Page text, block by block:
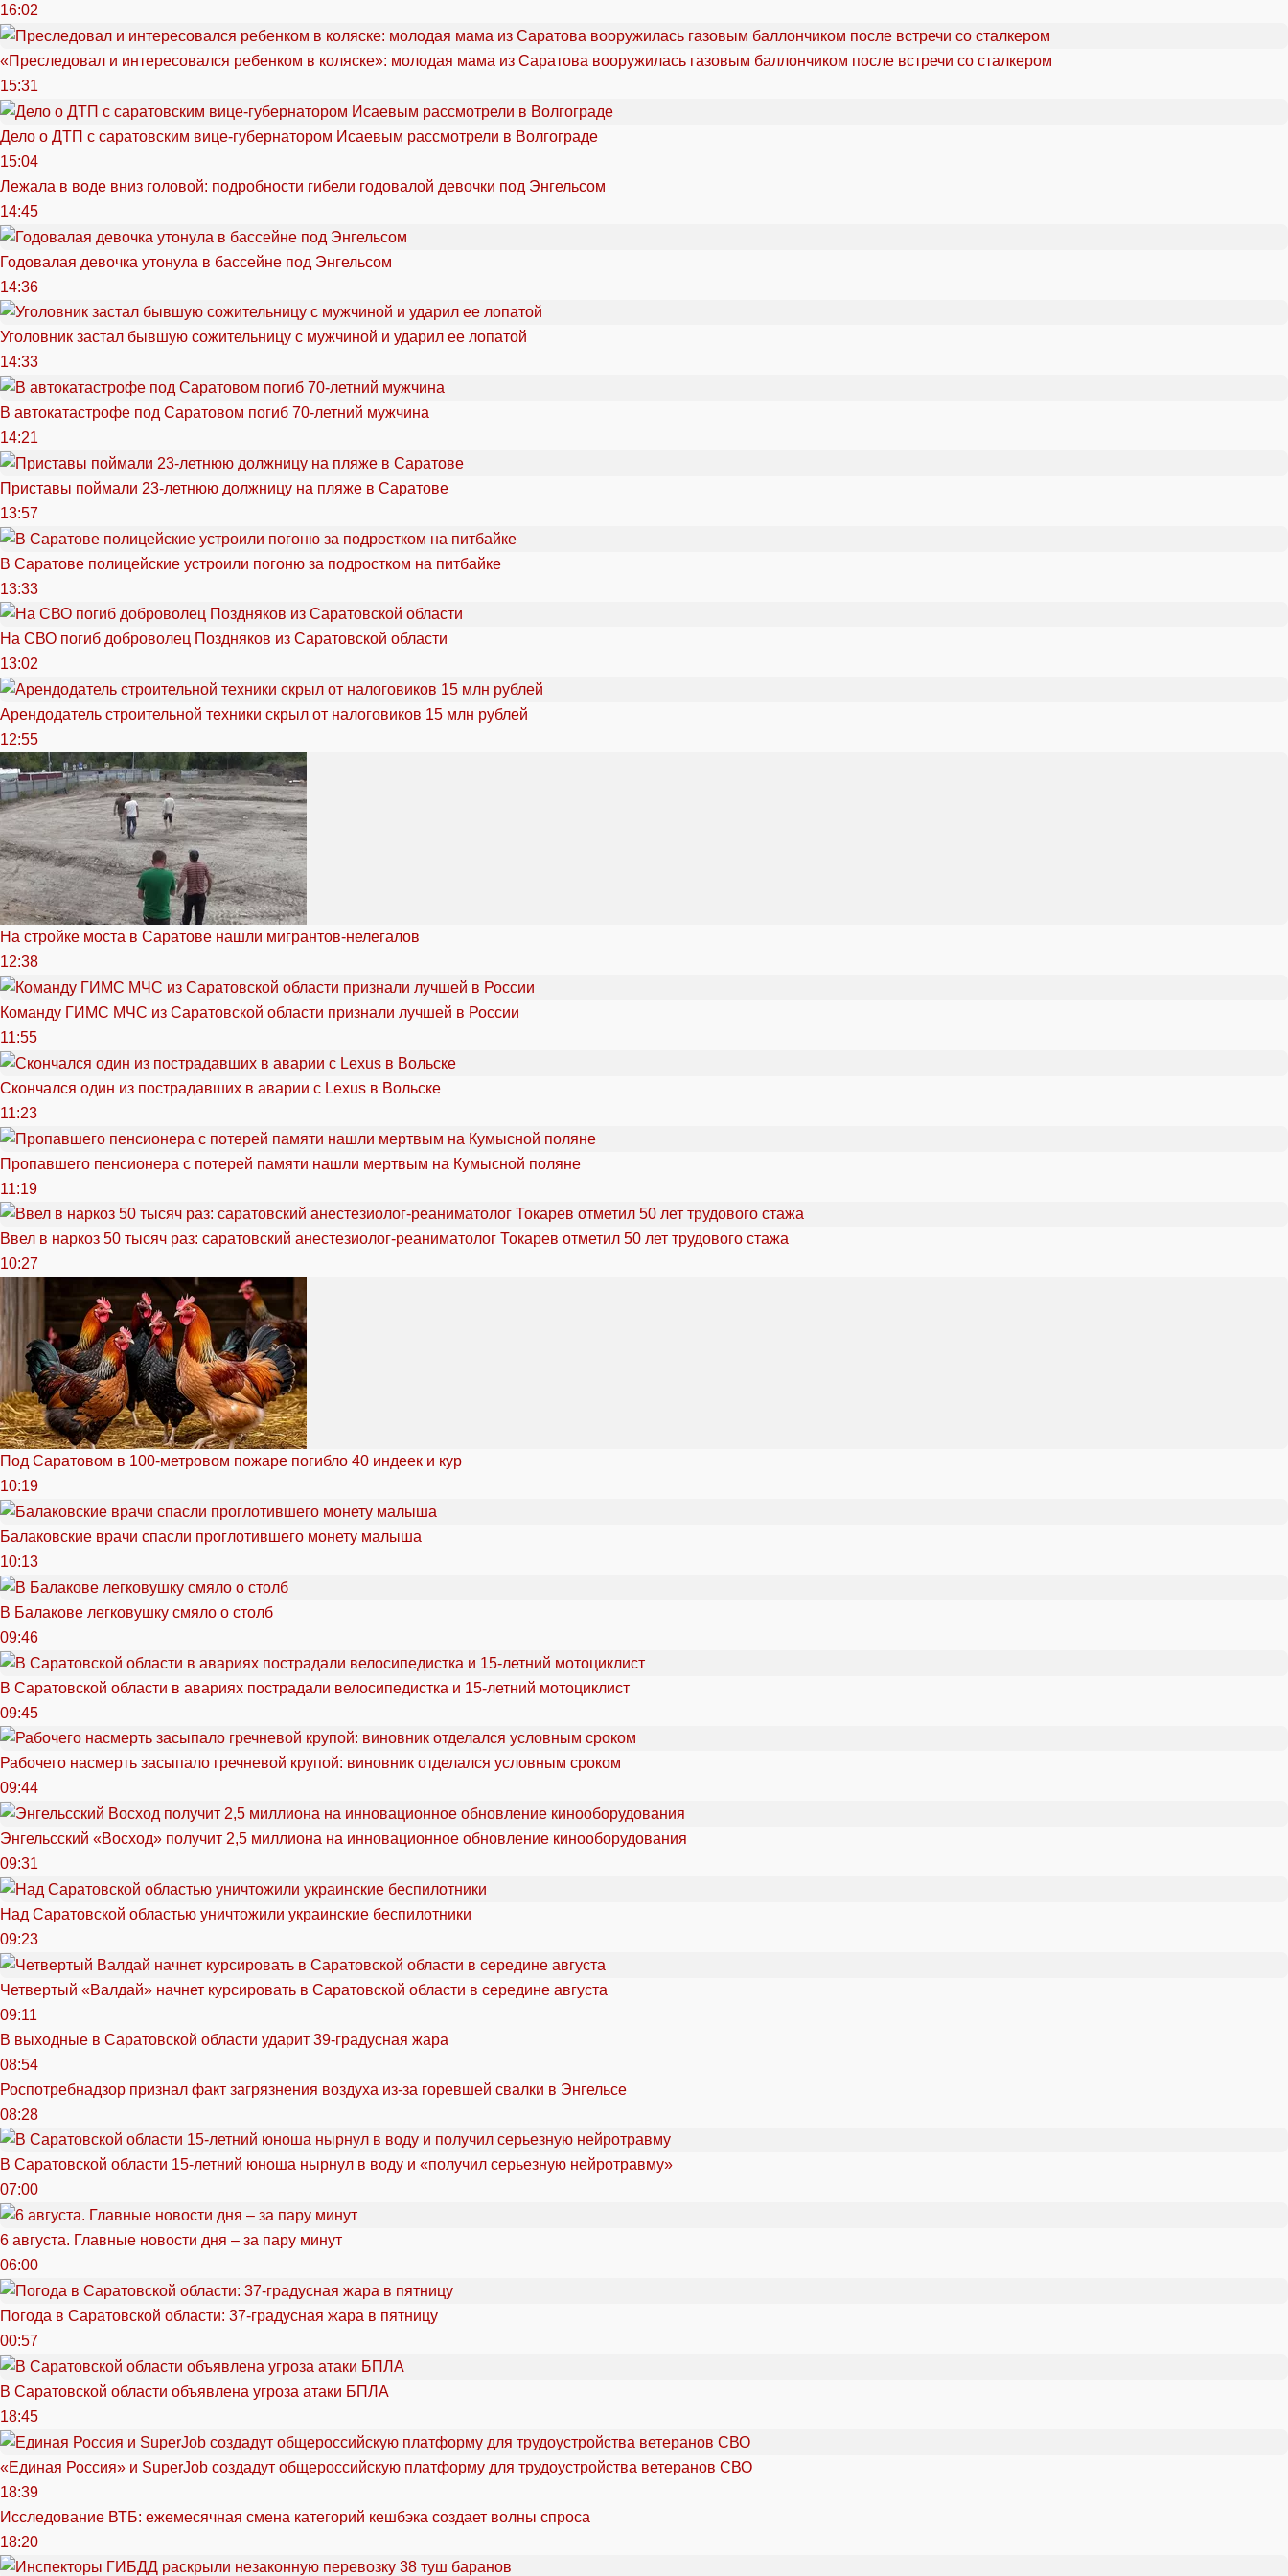
16:02
«Преследовал и интересовался ребенком в коляске»: молодая мама из Саратова вооружилась газовым баллончиком после встречи со сталкером
15:31
Дело о ДТП с саратовским вице-губернатором Исаевым рассмотрели в Волгограде
15:04
Лежала в воде вниз головой: подробности гибели годовалой девочки под Энгельсом
14:45
Годовалая девочка утонула в бассейне под Энгельсом
14:36
Уголовник застал бывшую сожительницу с мужчиной и ударил ее лопатой
14:33
В автокатастрофе под Саратовом погиб 70-летний мужчина
14:21
Приставы поймали 23-летнюю должницу на пляже в Саратове
13:57
В Саратове полицейские устроили погоню за подростком на питбайке
13:33
На СВО погиб доброволец Поздняков из Саратовской области
13:02
Арендодатель строительной техники скрыл от налоговиков 15 млн рублей
12:55
На стройке моста в Саратове нашли мигрантов-нелегалов
12:38
Команду ГИМС МЧС из Саратовской области признали лучшей в России
11:55
Скончался один из пострадавших в аварии c Lexus в Вольске
11:23
Пропавшего пенсионера с потерей памяти нашли мертвым на Кумысной поляне
11:19
Ввел в наркоз 50 тысяч раз: саратовский анестезиолог-реаниматолог Токарев отметил 50 лет трудового стажа
10:27
Под Саратовом в 100-метровом пожаре погибло 40 индеек и кур
10:19
Балаковские врачи спасли проглотившего монету малыша
10:13
В Балакове легковушку смяло о столб
09:46
В Саратовской области в авариях пострадали велосипедистка и 15-летний мотоциклист
09:45
Рабочего насмерть засыпало гречневой крупой: виновник отделался условным сроком
09:44
Энгельсский «Восход» получит 2,5 миллиона на инновационное обновление кинооборудования
09:31
Над Саратовской областью уничтожили украинские беспилотники
09:23
Четвертый «Валдай» начнет курсировать в Саратовской области в середине августа
09:11
В выходные в Саратовской области ударит 39-градусная жара
08:54
Роспотребнадзор признал факт загрязнения воздуха из-за горевшей свалки в Энгельсе
08:28
В Саратовской области 15-летний юноша нырнул в воду и «получил серьезную нейротравму»
07:00
6 августа. Главные новости дня – за пару минут
06:00
Погода в Саратовской области: 37-градусная жара в пятницу
00:57
В Саратовской области объявлена угроза атаки БПЛА
18:45
«Единая Россия» и SuperJob создадут общероссийскую платформу для трудоустройства ветеранов СВО
18:39
Исследование ВТБ: ежемесячная смена категорий кешбэка создает волны спроса
18:20